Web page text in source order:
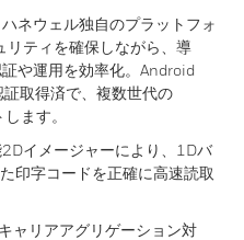
ネウェル独自のプラットフォ
ティを確保しながら、導
や運用を効率化。Android
取得済で、複数世代の
ます。
イメージャーにより、1Dバ
印字コードを正確に高速読取
ャリアアグリゲーション対